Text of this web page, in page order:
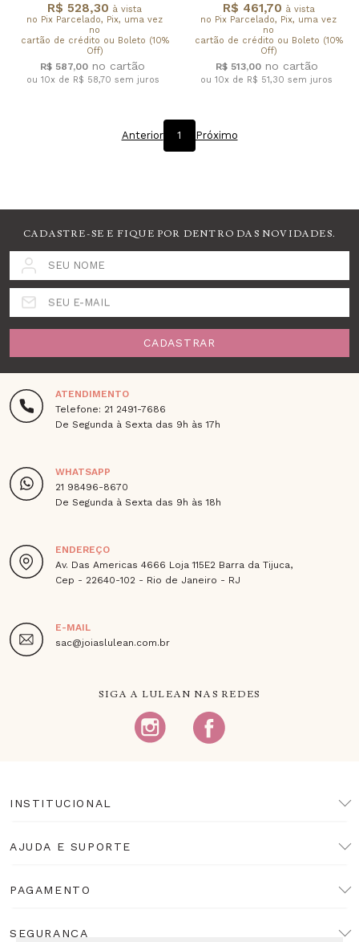
R$ 528,30 à vista
no Pix Parcelado, Pix, uma vez
no
cartão de crédito ou Boleto (10%
Off)
R$ 587,00
ou 10x de R$ 58,70 sem juros
R$ 461,70 à vista
no Pix Parcelado, Pix, uma vez
no
cartão de crédito ou Boleto (10%
Off)
R$ 513,00
ou 10x de R$ 51,30 sem juros
Anterior 1 Próximo
CADASTRE-SE E FIQUE POR DENTRO DAS NOVIDADES.
SEU NOME
SEU E-MAIL
CADASTRAR
ATENDIMENTO
Telefone: 21 2491-7686
De Segunda à Sexta das 9h às 17h
WHATSAPP
21 98496-8670
De Segunda à Sexta das 9h às 18h
ENDEREÇO
Av. Das Americas 4666 Loja 115E2 Barra da Tijuca,
Cep - 22640-102 - Rio de Janeiro - RJ
E-MAIL
sac@joiaslulean.com.br
SIGA A LULEAN NAS REDES
INSTITUCIONAL
AJUDA E SUPORTE
PAGAMENTO
SEGURANÇA